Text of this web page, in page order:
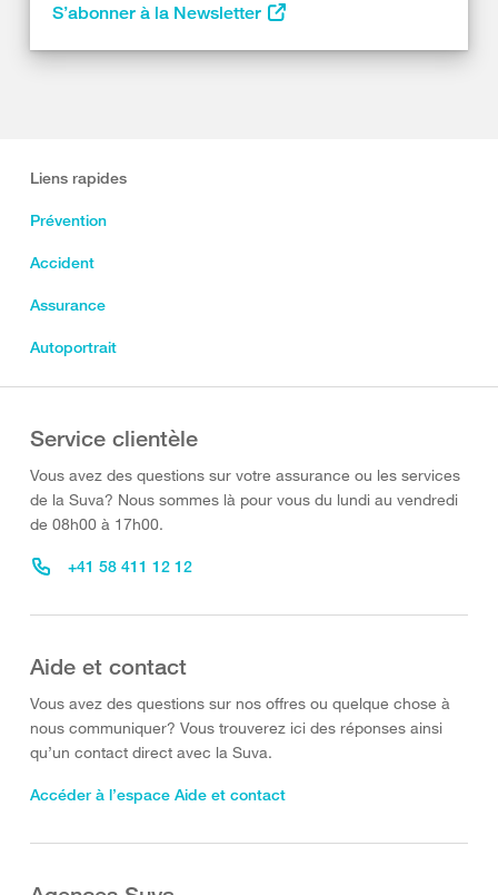
S’abonner à la Newsletter
Liens rapides
Prévention
Accident
Assurance
Autoportrait
Service clientèle
Vous avez des questions sur votre assurance ou les services
de la Suva? Nous sommes là pour vous du lundi au vendredi
de 08h00 à 17h00.
+41 58 411 12 12
Aide et contact
Vous avez des questions sur nos offres ou quelque chose à
nous communiquer? Vous trouverez ici des réponses ainsi
qu’un contact direct avec la Suva.
Accéder à l’espace Aide et contact